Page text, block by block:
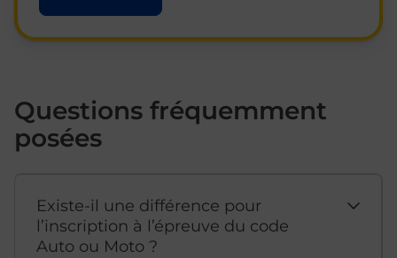
Questions fréquemment
posées
Existe-il une différence pour
l’inscription à l’épreuve du code
Auto ou Moto ?